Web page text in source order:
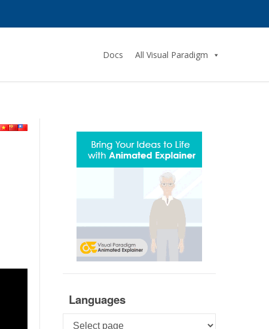
Docs All Visual Paradigm
Languages
Languages